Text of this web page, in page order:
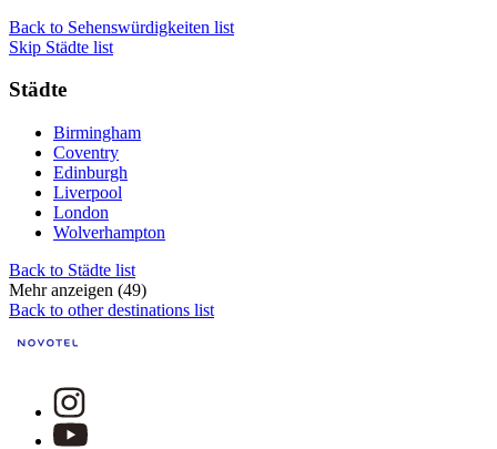
Back to Sehenswürdigkeiten list
Skip Städte list
Städte
Birmingham
Coventry
Edinburgh
Liverpool
London
Wolverhampton
Back to Städte list
Mehr anzeigen (49)
Back to other destinations list